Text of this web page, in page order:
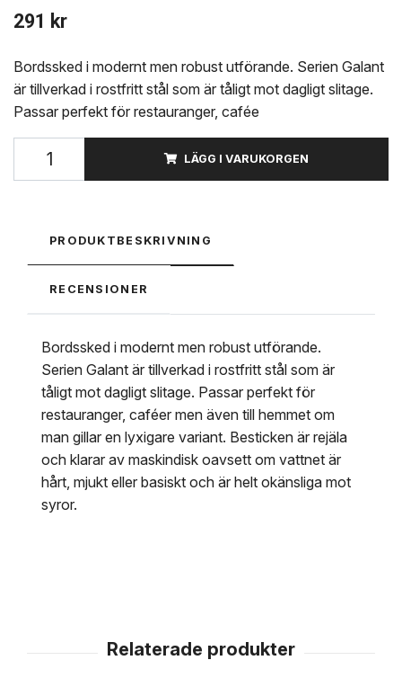
291 kr
Bordssked i modernt men robust utförande. Serien Galant
är tillverkad i rostfritt stål som är tåligt mot dagligt slitage.
Passar perfekt för restauranger, cafée
LÄGG I VARUKORGEN
PRODUKTBESKRIVNING
RECENSIONER
Bordssked i modernt men robust utförande.
Serien Galant är tillverkad i rostfritt stål som är
tåligt mot dagligt slitage. Passar perfekt för
restauranger, caféer men även till hemmet om
man gillar en lyxigare variant. Besticken är rejäla
och klarar av maskindisk oavsett om vattnet är
hårt, mjukt eller basiskt och är helt okänsliga mot
syror.